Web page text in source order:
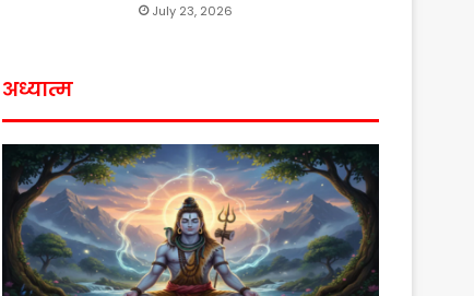
July 23, 2026
अध्यात्म